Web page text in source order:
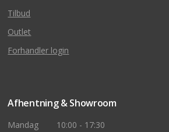
Tilbud
Outlet
Forhandler login
Afhentning & Showroom
Mandag
10:00 - 17:30